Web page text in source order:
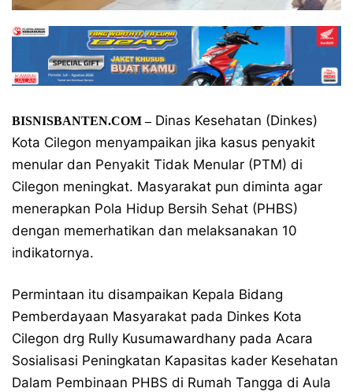
BISNISBANTEN.COM –Dinas Kesehatan (Dinkes)
Kota Cilegon menyampaikan jika kasus penyakit
menular dan Penyakit Tidak Menular (PTM) di
Cilegon meningkat. Masyarakat pun diminta agar
menerapkan Pola Hidup Bersih Sehat (PHBS)
dengan memerhatikan dan melaksanakan 10
indikatornya.
Permintaan itu disampaikan Kepala Bidang
Pemberdayaan Masyarakat pada Dinkes Kota
Cilegon drg Rully Kusumawardhany pada Acara
Sosialisasi Peningkatan Kapasitas kader Kesehatan
Dalam Pembinaan PHBS di Rumah Tangga di Aula